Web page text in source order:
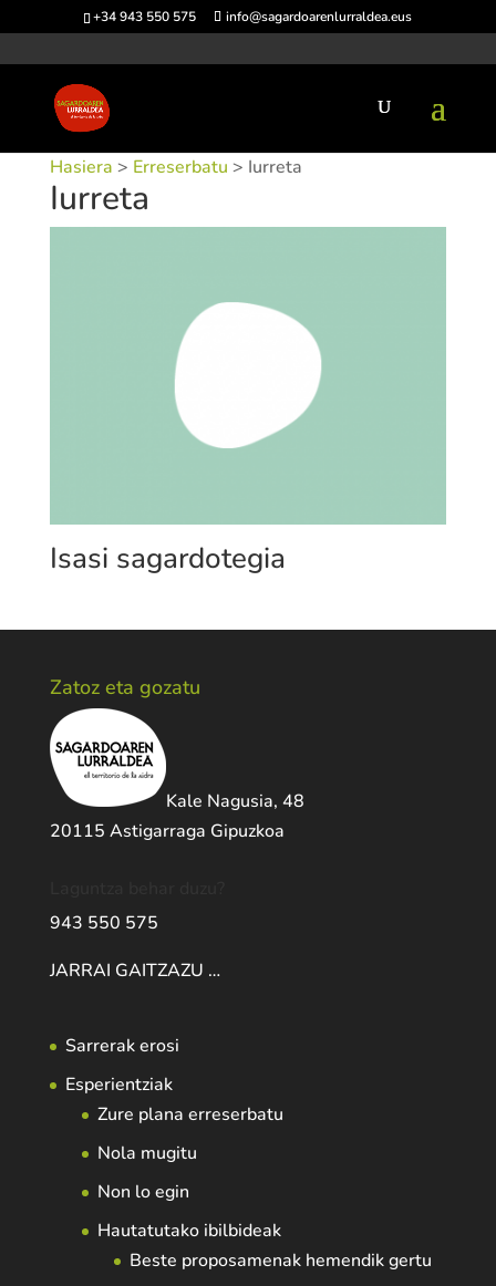
+34 943 550 575 info@sagardoarenlurraldea.eus
Hasiera > Erreserbatu > Iurreta
Iurreta
Isasi sagardotegia
Zatoz eta gozatu
Kale Nagusia, 48
20115 Astigarraga Gipuzkoa
943 550 575
JARRAI GAITZAZU …
Sarrerak erosi
Esperientziak
Zure plana erreserbatu
Nola mugitu
Non lo egin
Hautatutako ibilbideak
Beste proposamenak hemendik gertu